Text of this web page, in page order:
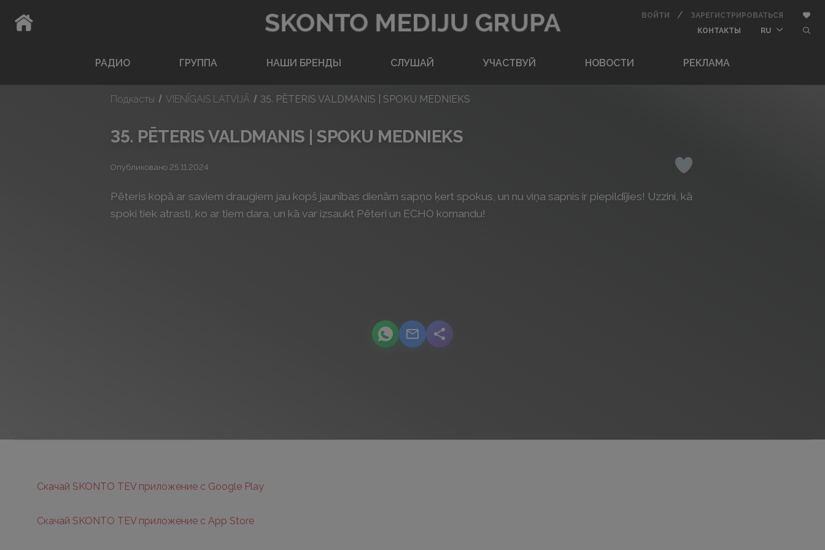
ВОЙТИ АВТОРИЗОВАТЬСЯ
/ ЗАРЕГИСТРИРОВАТЬСЯ
КОНТАКТЫ
RU
РАДИО ГРУППА НАШИ БРЕНДЫ CЛУШАЙ УЧАСТВУЙ НОВОСТИ РЕКЛАМА
Подкасты VIENĪGAIS LATVIJĀ 35. PĒTERIS VALDMANIS | SPOKU MEDNIEKS
35. PĒTERIS VALDMANIS | SPOKU MEDNIEKS
Опубликовано 25.11.2024 Понравилось
Pēteris kopā ar saviem draugiem jau kopš jaunības dienām sapņo ķert spokus, un nu viņa sapnis ir piepildījies! Uzzini, kā
spoki tiek atrasti, ko ar tiem dara, un kā var izsaukt Pēteri un ECHO komandu!
podcast.share-title WhatsApp
podcast.share-title Email
podcast.share-title
Скачай SKONTO TEV приложение с Google Play
Скачай SKONTO TEV приложение с App Store